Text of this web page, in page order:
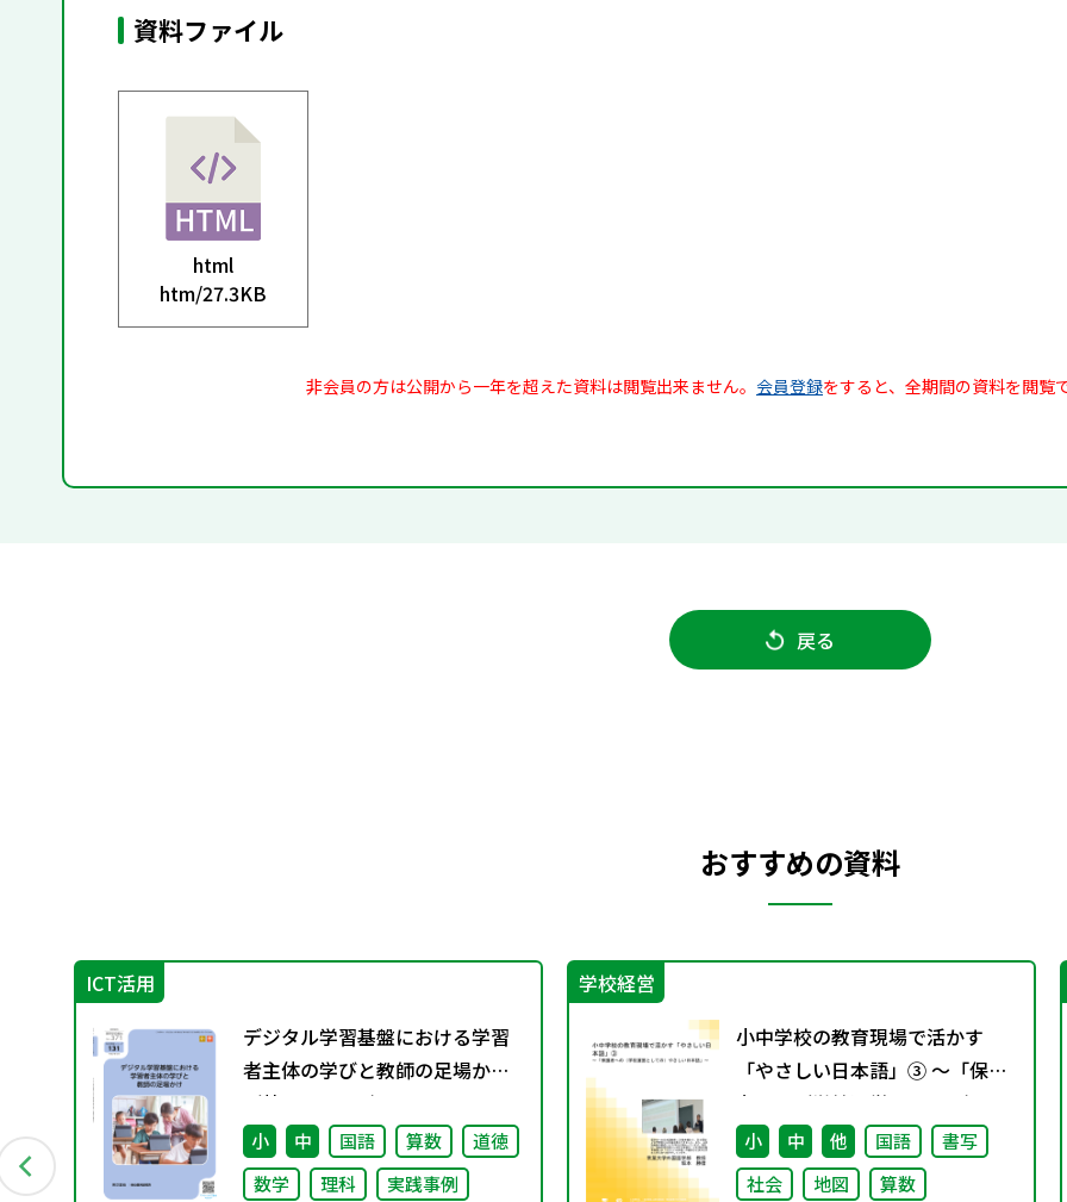
資料ファイル
html
htm/27.3KB
非会員の方は公開から一年を超えた資料は閲覧出来ません。 会員登録をすると、全期間の資料を閲覧
戻る
おすすめの資料
ICT活用
デジタル学習基盤における学習
者主体の学びと教師の足場かけ
（特別課題131）
小 中 国語 算数
道徳
数学
理科 実践事例
学校経営
小中学校の教育現場で活かす
「やさしい日本語」③ ～「保護
者への（学校運営としての）や
さしい日本語」～
小 中 他 国語
書写
社会
地図 算数